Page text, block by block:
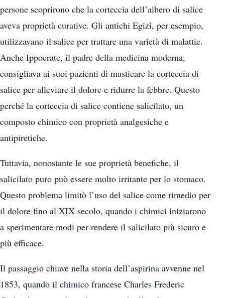
persone scoprirono che la corteccia dell’albero di salice
aveva proprietà curative. Gli antichi Egizi, per esempio,
utilizzavano il salice per trattare una varietà di malattie.
Anche Ippocrate, il padre della medicina moderna,
consigliava ai suoi pazienti di masticare la corteccia di
salice per alleviare il dolore e ridurre la febbre. Questo
perché la corteccia di salice contiene salicilato, un
composto chimico con proprietà analgesiche e
antipiretiche.
Tuttavia, nonostante le sue proprietà benefiche, il
salicilato puro può essere molto irritante per lo stomaco.
Questo problema limitò l’uso del salice come rimedio per
il dolore fino al XIX secolo, quando i chimici iniziarono
a sperimentare modi per rendere il salicilato più sicuro e
più efficace.
Il passaggio chiave nella storia dell’aspirina avvenne nel
1853, quando il chimico francese Charles Frederic